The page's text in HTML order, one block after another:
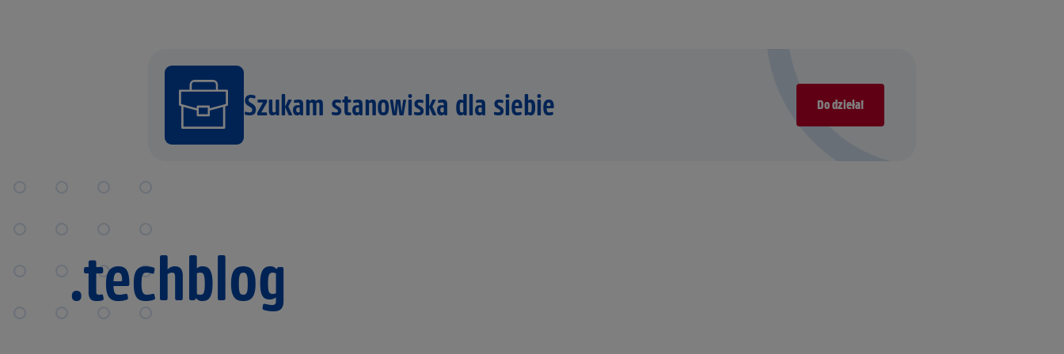
Szukam stanowiska dla siebie Do dzieła!
.techblog